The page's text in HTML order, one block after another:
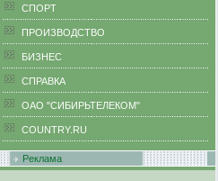
СПОРТ
ПРОИЗВОДСТВО
БИЗНЕС
CПРАВКА
ОАО "СИБИРЬТЕЛЕКОМ"
COUNTRY.RU
Реклама